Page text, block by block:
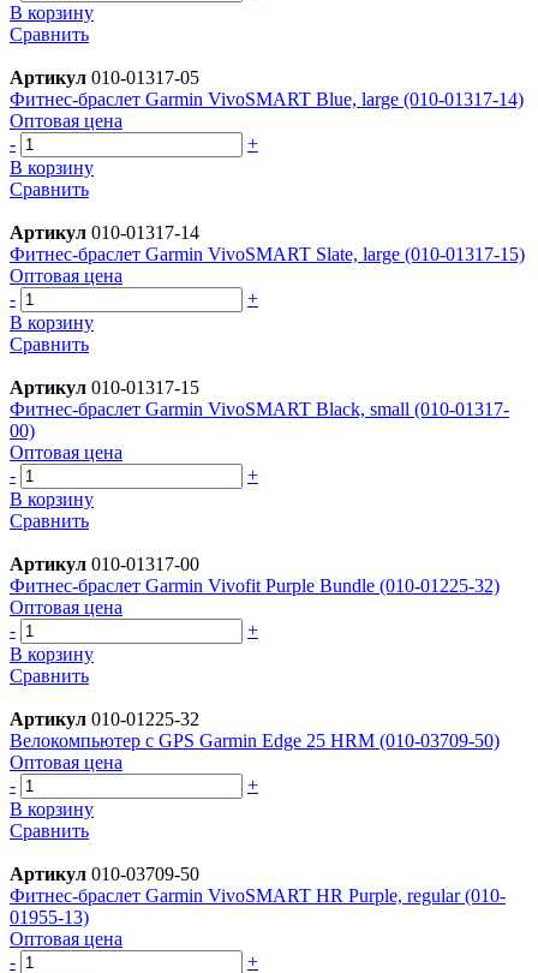
В корзину
Сравнить
Артикул 010-01317-05
Фитнес-браслет Garmin VivoSMART Blue, large (010-01317-14)
Оптовая цена
-
+
В корзину
Сравнить
Артикул 010-01317-14
Фитнес-браслет Garmin VivoSMART Slate, large (010-01317-15)
Оптовая цена
-
+
В корзину
Сравнить
Артикул 010-01317-15
Фитнес-браслет Garmin VivoSMART Black, small (010-01317-
00)
Оптовая цена
-
+
В корзину
Сравнить
Артикул 010-01317-00
Фитнес-браслет Garmin Vivofit Purple Bundle (010-01225-32)
Оптовая цена
-
+
В корзину
Сравнить
Артикул 010-01225-32
Велокомпьютер с GPS Garmin Edge 25 HRM (010-03709-50)
Оптовая цена
-
+
В корзину
Сравнить
Артикул 010-03709-50
Фитнес-браслет Garmin VivoSMART HR Purple, regular (010-
01955-13)
Оптовая цена
-
+